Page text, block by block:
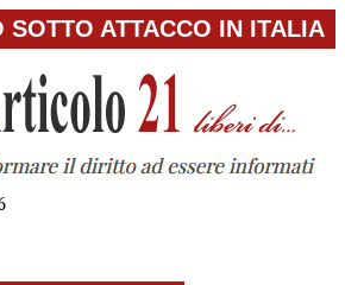
SOTTO ATTACCO IN ITALIA